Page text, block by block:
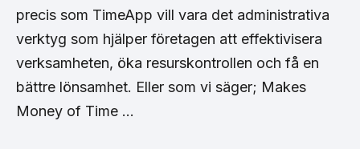
precis som TimeApp vill vara det administrativa
verktyg som hjälper företagen att effektivisera
verksamheten, öka resurskontrollen och få en
bättre lönsamhet. Eller som vi säger; Makes
Money of Time …